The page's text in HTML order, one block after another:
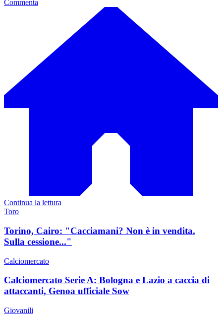
Commenta
Continua la lettura
Toro
Torino, Cairo: "Cacciamani? Non è in vendita.
Sulla cessione..."
Calciomercato
Calciomercato Serie A: Bologna e Lazio a caccia di
attaccanti, Genoa ufficiale Sow
Giovanili